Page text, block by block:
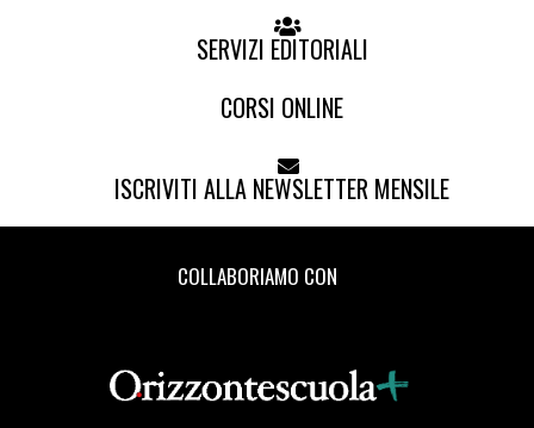
SERVIZI EDITORIALI
CORSI ONLINE
ISCRIVITI ALLA NEWSLETTER MENSILE
COLLABORIAMO CON